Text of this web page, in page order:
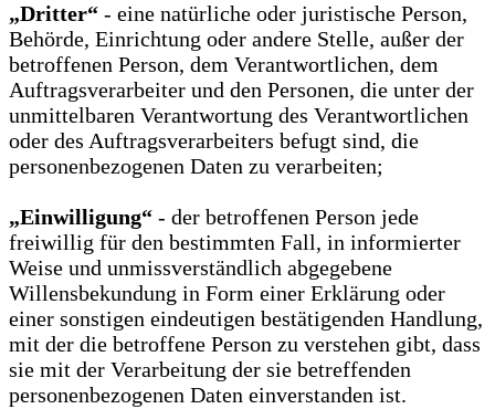
„Dritter“ - eine natürliche oder juristische Person,
Behörde, Einrichtung oder andere Stelle, außer der
betroffenen Person, dem Verantwortlichen, dem
Auftragsverarbeiter und den Personen, die unter der
unmittelbaren Verantwortung des Verantwortlichen
oder des Auftragsverarbeiters befugt sind, die
personenbezogenen Daten zu verarbeiten;
„Einwilligung“ - der betroffenen Person jede
freiwillig für den bestimmten Fall, in informierter
Weise und unmissverständlich abgegebene
Willensbekundung in Form einer Erklärung oder
einer sonstigen eindeutigen bestätigenden Handlung,
mit der die betroffene Person zu verstehen gibt, dass
sie mit der Verarbeitung der sie betreffenden
personenbezogenen Daten einverstanden ist.